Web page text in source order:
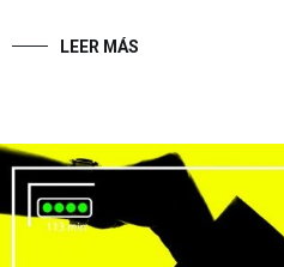
LEER MÁS